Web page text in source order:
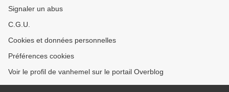
Signaler un abus
C.G.U.
Cookies et données personnelles
Préférences cookies
Voir le profil de vanhemel sur le portail Overblog